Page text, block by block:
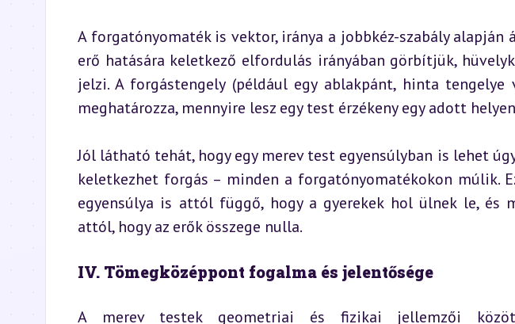
A forgatónyomaték is vektor, iránya a jobbkéz-szabály
erő hatására keletkező elfordulás irányában görbítjük,
jelzi. A forgástengely (például egy ablakpánt, hinta tengelye
meghatározza, mennyire lesz egy test érzékeny egy adott
Jól látható tehát, hogy egy merev test egyensúlyban is lehet
keletkezhet forgás – minden a forgatónyomatékokon múlik.
egyensúlya is attól függő, hogy a gyerekek hol ülnek le, és
attól, hogy az erők összege nulla.
IV. Tömegközéppont fogalma és jelentősége
A merev testek geometriai és fizikai jellemzői